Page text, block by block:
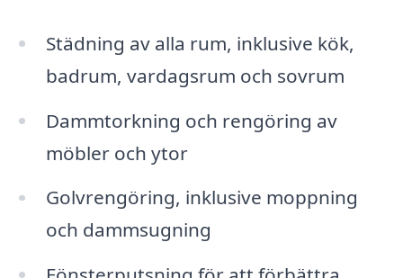
Städning av alla rum, inklusive kök,
badrum, vardagsrum och sovrum
Dammtorkning och rengöring av
möbler och ytor
Golvrengöring, inklusive moppning
och dammsugning